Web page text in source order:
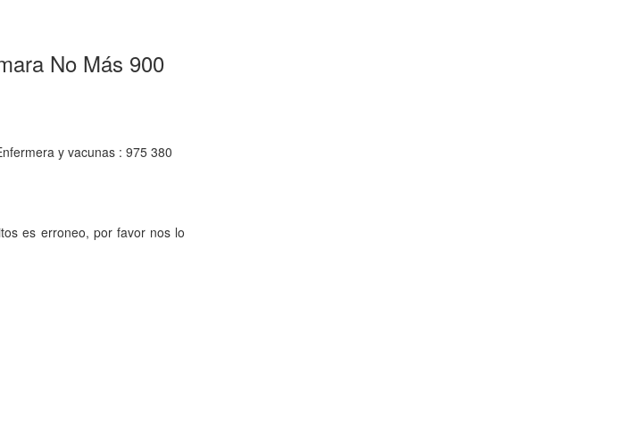
No Más 900
y vacunas : 975 380
es erroneo, por favor nos lo